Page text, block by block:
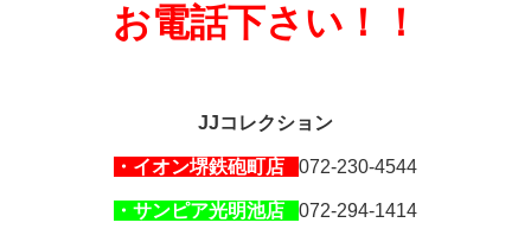
お電話下さい！！
JJコレクション
・イオン堺鉄砲町店 072-230-4544
・サンピア光明池店 072-294-1414